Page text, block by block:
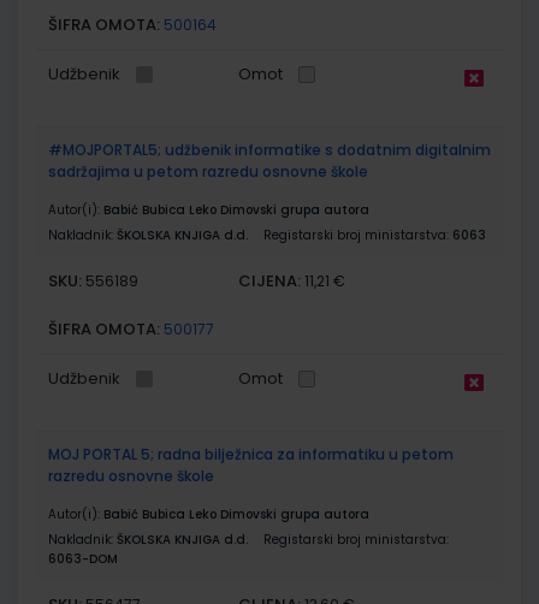
ŠIFRA OMOTA: 500164
Udžbenik Omot
#MOJPORTAL5; udžbenik informatike s dodatnim digitalnim
sadržajima u petom razredu osnovne škole
Autor(i): Babić Bubica Leko Dimovski grupa autora
Nakladnik: ŠKOLSKA KNJIGA d.d. Registarski broj ministarstva: 6063
SKU: 556189 CIJENA: 11,21 €
ŠIFRA OMOTA: 500177
Udžbenik Omot
MOJ PORTAL 5; radna bilježnica za informatiku u petom
razredu osnovne škole
Autor(i): Babić Bubica Leko Dimovski grupa autora
Nakladnik: ŠKOLSKA KNJIGA d.d.
Registarski broj ministarstva:
6063-DOM